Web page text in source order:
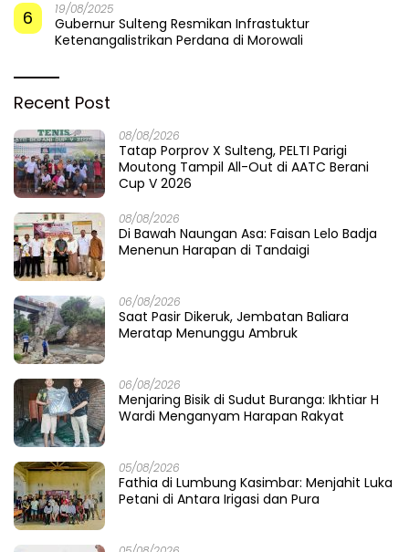
Menembus Nelangsa Parigi
Moutong: Menakar Cepat
Pemulihan di Altar Sinergi
Populer
1
08/08/2026
Tatap Porprov X Sulteng, PELTI Parigi Moutong Tampil
All-Out di AATC Berani Cup V 2026
2 16/08/2025
Nada Merdeka Bergema di Parigi Moutong, Medy Ratu
Sawuda Meraih Juara Pertama Lomba Karaoke Antar
OPD
3 17/08/2025
Gubernur Sulawesi Tengah Hadiri Malam Renungan
Suci HUT ke-80 Kemerdekaan RI
4 17/08/2025
Anak Sulteng Menatap Dunia: MoU Bersejarah Buka
Jalan ke Negeri Jerman
5 18/08/2025
Air Mata Bahagia Ribuan PPPK, SK yang Lama Dinanti
Akhirnya Tiba